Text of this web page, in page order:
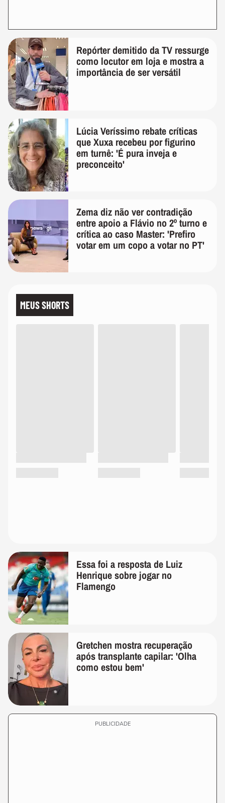
Repórter demitido da TV ressurge
como locutor em loja e mostra a
importância de ser versátil
Lúcia Veríssimo rebate críticas
que Xuxa recebeu por figurino
em turnê: 'É pura inveja e
preconceito'
Zema diz não ver contradição
entre apoio a Flávio no 2º turno e
crítica ao caso Master: 'Prefiro
votar em um copo a votar no PT'
MEUS SHORTS
Essa foi a resposta de Luiz
Henrique sobre jogar no
Flamengo
Gretchen mostra recuperação
após transplante capilar: 'Olha
como estou bem'
PUBLICIDADE